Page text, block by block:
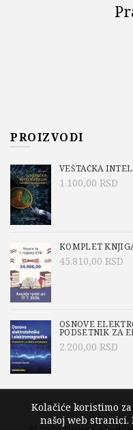
PROIZVODI
VEŠTAČKA
1.100,00 RSD
KOMPLET
45.810,00 RSD
OSNOVE
PODSETNIK ZA
2.200,00 RSD
Kolačiće koristimo
našoj web stranici.